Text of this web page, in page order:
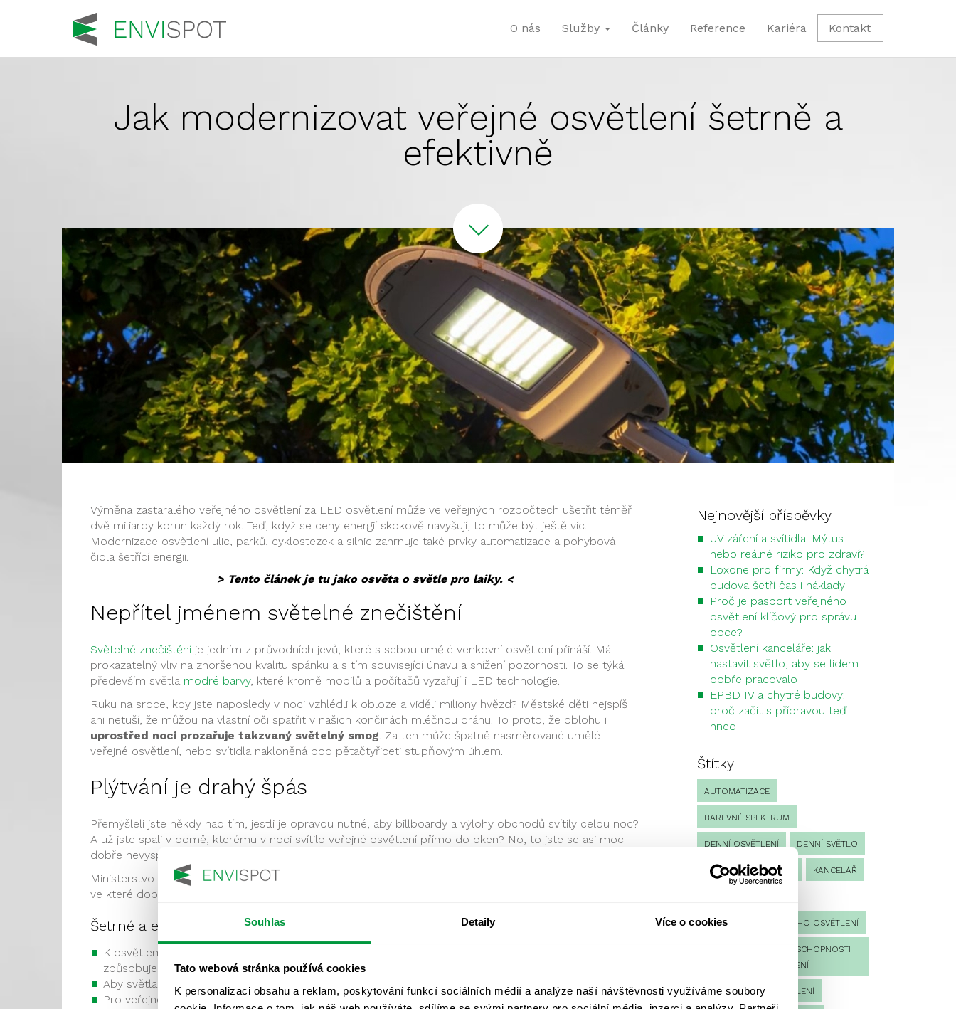
Souhlas Detaily Více o cookies
Tato webová stránka používá cookies
K personalizaci obsahu a reklam, poskytování funkcí sociálních médií a analýze naší návštěvnosti využíváme soubory
O nás Služby Články Reference Kariéra Kontakt
Jak modernizovat veřejné osvětlení šetrně a
efektivně
Výměna zastaralého veřejného osvětlení za LED osvětlení může ve veřejných rozpočtech ušetřit téměř
dvě miliardy korun každý rok. Teď, když se ceny energií skokově navyšují, to může být ještě víc.
Modernizace osvětlení ulic, parků, cyklostezek a silnic zahrnuje také prvky automatizace a pohybová
čidla šetřící energii.
> Tento článek je tu jako osvěta o světle pro laiky. <
Nepřítel jménem světelné znečištění
Světelné znečištění je jedním z průvodních jevů, které s sebou umělé venkovní osvětlení přináší. Má
prokazatelný vliv na zhoršenou kvalitu spánku a s tím související únavu a snížení pozornosti. To se týká
především světla modré barvy, které kromě mobilů a počítačů vyzařují i LED technologie.
Ruku na srdce, kdy jste naposledy v noci vzhlédli k obloze a viděli miliony hvězd? Městské děti nejspíš
ani netuší, že můžou na vlastní oči spatřit v našich končinách mléčnou dráhu. To proto, že oblohu i
uprostřed noci prozařuje takzvaný světelný smog. Za ten může špatně nasměrované umělé
veřejné osvětlení, nebo svítidla nakloněná pod pětačtyřiceti stupňovým úhlem.
Plýtvání je drahý špás
Přemýšleli jste někdy nad tím, jestli je opravdu nutné, aby billboardy a výlohy obchodů svítily celou noc?
A už jste spali v domě, kterému v noci svítilo veřejné osvětlení přímo do oken? No, to jste se asi moc
dobře nevyspali.
Ministerstvo životního prostředí a Svaz měst a obcí vydali
ve které doporučili několik hlavních zásad pro co nejšetrnější a zároveň nejefektivnější veřejné osvětlení.
Šetrné a efektivní veřejné osvětlení v šesti krocích
K osvětlení by se měla používat
způsobuje světelný smog a zároveň se ušetří energie.
Aby světla co nejméně vyzařovala do nebe, měla by být
instalována vodorovně
Pro veřejné osvětlení je vhodnějšíLED světlo v teplém odstínu(s krátce barevnou teplotou pod 3
Nejnovější příspěvky
UV záření a svítidla: Mýtus
nebo reálné riziko pro zdraví?
Loxone pro firmy: Když chytrá
budova šetří čas i náklady
Proč je pasport veřejného
osvětlení klíčový pro správu
obce?
Osvětlení kanceláře: jak
nastavit světlo, aby se lidem
dobře pracovalo
EPBD IV a chytré budovy:
proč začít s přípravou teď
hned
Štítky
AUTOMATIZACE
BAREVNÉ SPEKTRUM
DENNÍ OSVĚTLENÍ DENNÍ SVĚTLO
INTENZITA OSVĚTLENÍ KANCELÁŘ
KONTROLA NOUZOVÉHO OSVĚTLENÍ
KONTROLA PROVOZUSCHOPNOSTI
NOUZOVÉHO OSVĚTLENÍ
LED NOUZOVÉ OSVĚTLENÍ